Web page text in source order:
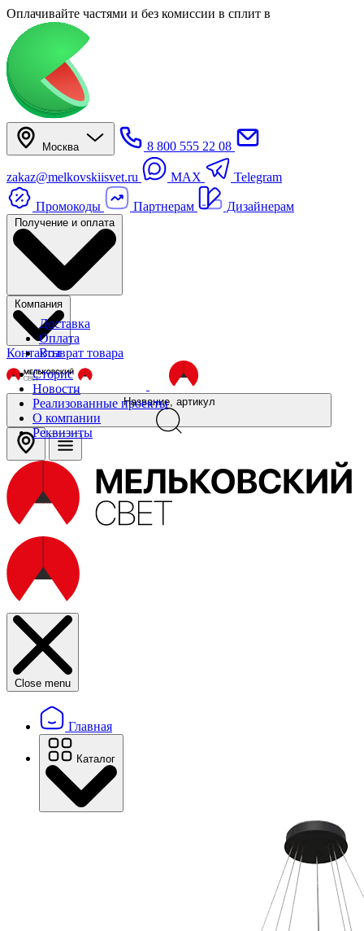
Оплачивайте частями и без комиссии в сплит в
Москва 8 800 555 22 08
zakaz@melkovskiisvet.ru MAX Telegram
Промокоды Партнерам Дизайнерам
Получение и оплата
Доставка
Оплата
Возврат товара
Компания
Сторис
Новости
Реализованные проекты
О компании
Реквизиты
Контакты
Название, артикул
Close menu
Главная
Каталог